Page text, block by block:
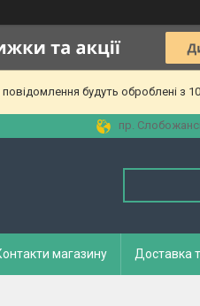
будуть оброблені з
пр.
магазину Доставка